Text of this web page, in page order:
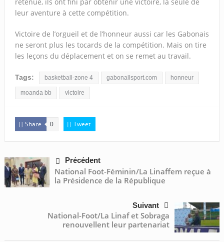
leur aventure à cette compétition.
Victoire de l’orgueil et de l’honneur aussi car les Gabonais
ne seront plus les tocards de la compétition. Mais on tire
les leçons du déplacement et on se remet au travail.
Tags: basketball-zone 4 gabonallsport.com honneur
moanda bb victoire
Share 0 Tweet
Précédent
National Foot-Féminin/La Linaffem reçue à
la Présidence de la République
Suivant
National-Foot/La Linaf et Sobraga
renouvellent leur partenariat